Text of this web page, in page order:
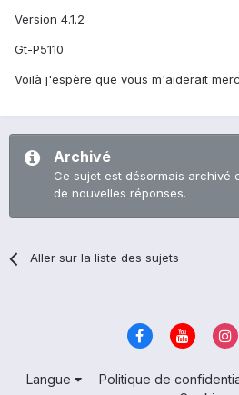
Version 4.1.2
Gt-P5110
Voilà j'espère que vous m'aiderait
Archivé
Ce sujet est désormais archivé
de nouvelles réponses.
Aller sur la liste des sujets
Langue Politique de